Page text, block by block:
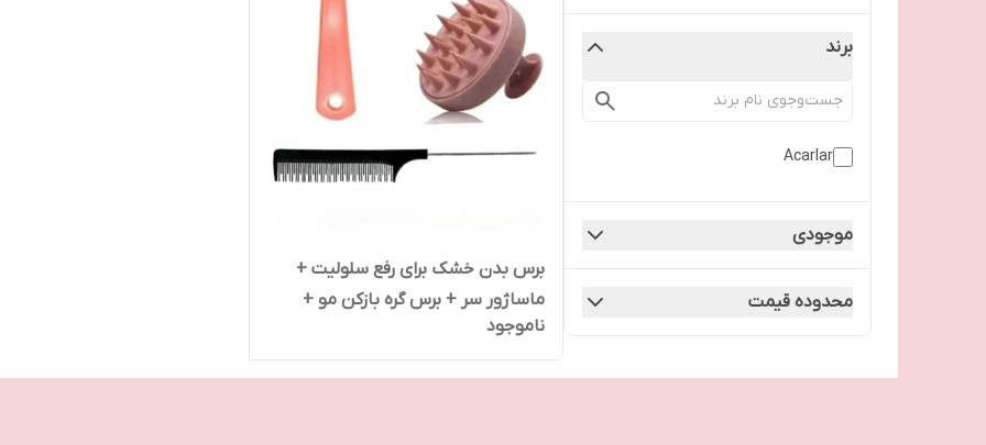
برند
Acarlar
موجودی
محدوده قیمت
برس بدن خشک برای رفع سلولیت +
ماساژور سر + برس گره بازکن مو +
شانه دم باریک
ناموجود